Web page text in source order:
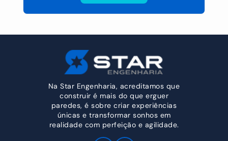
Na Star Engenharia, acreditamos que
construir é mais do que erguer
paredes, é sobre criar experiências
únicas e transformar sonhos em
realidade com perfeição e agilidade.